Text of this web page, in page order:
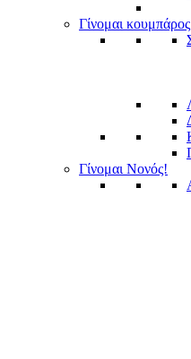
Γίνομαι
Γίνομαι Νονός!